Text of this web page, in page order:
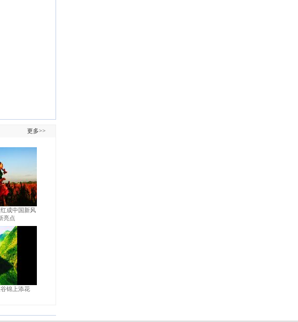
更多>>
成中国新风
亮点
锦上添花